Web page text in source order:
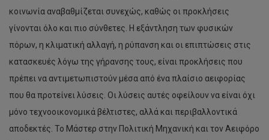
κοινωνία αναβαθμίζεται συνεχώς, καθώς οι προκλήσεις
γίνονται όλο και πιο σύνθετες. Η εξάντληση των φυσικών
πόρων, η κλιματική αλλαγή, η ρύπανση και οι επιπτώσεις στις
κατασκευές λόγω της γήρανσης τους, είναι προκλήσεις που
πρέπει να αντιμετωπιστούν μέσα από ένα πλαίσιο αειφορίας
που θα προτείνει λύσεις. Οι λύσεις αυτές οφείλουν να είναι όχι
μόνο τεχνοοικονομικά βέλτιστες, αλλά και περιβαλλοντικά
αποδεκτές. Το Μάστερ στην Πολιτική Μηχανική και τον Αειφόρο